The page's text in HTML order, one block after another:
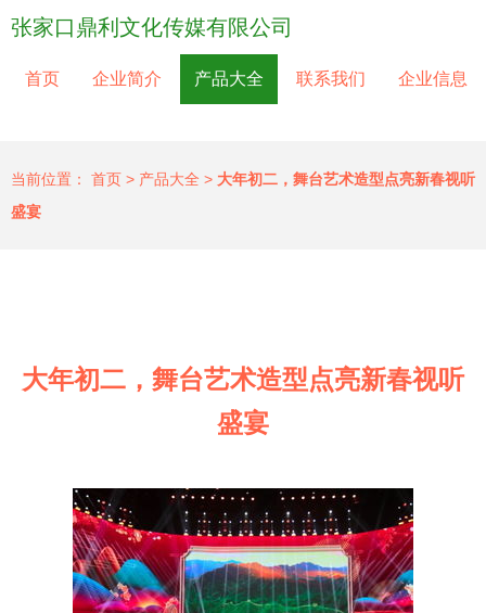
张家口鼎利文化传媒有限公司
首页 企业简介 产品大全 联系我们 企业信息
当前位置： 首页 > 产品大全 > 大年初二，舞台艺术造型点亮新春视听
盛宴
大年初二，舞台艺术造型点亮新春视听
盛宴